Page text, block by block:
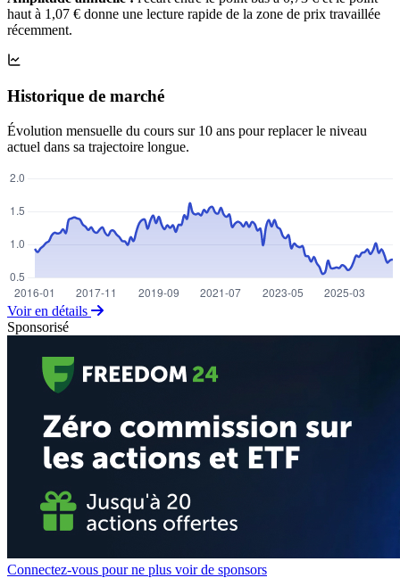
haut à 1,07 € donne une lecture rapide de la zone de prix travaillée
récemment.
Historique de marché
Évolution mensuelle du cours sur 10 ans pour replacer le niveau
actuel dans sa trajectoire longue.
Voir en détails
Sponsorisé
Connectez-vous pour ne plus voir de sponsors